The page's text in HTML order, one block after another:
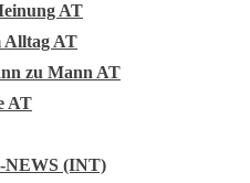
AT
Alltag AT
zu Mann AT
AT
(INT)